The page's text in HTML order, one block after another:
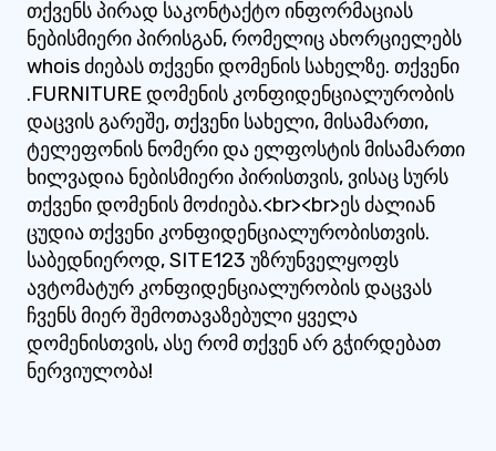
თქვენს პირად საკონტაქტო ინფორმაციას
ნებისმიერი პირისგან, რომელიც ახორციელებს
whois ძიებას თქვენი დომენის სახელზე. თქვენი
.FURNITURE დომენის კონფიდენციალურობის
დაცვის გარეშე, თქვენი სახელი, მისამართი,
ტელეფონის ნომერი და ელფოსტის მისამართი
ხილვადია ნებისმიერი პირისთვის, ვისაც სურს
თქვენი დომენის მოძიება.<br><br>ეს ძალიან
ცუდია თქვენი კონფიდენციალურობისთვის.
საბედნიეროდ, SITE123 უზრუნველყოფს
ავტომატურ კონფიდენციალურობის დაცვას
ჩვენს მიერ შემოთავაზებული ყველა
დომენისთვის, ასე რომ თქვენ არ გჭირდებათ
ნერვიულობა!